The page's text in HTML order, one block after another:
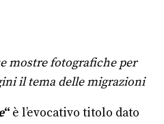
mostre fotografiche per
il tema delle migrazioni
“ è l’evocativo titolo dato